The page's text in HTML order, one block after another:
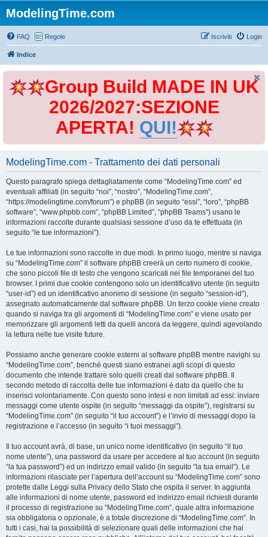
ModelingTime.com
FAQ Regole Login
Iscriviti
Indice
Group Build MADE IN UK
2026/2027:SEZIONE
APERTA! QUI!
ModelingTime.com - Trattamento dei dati personali
Questo paragrafo spiega dettagliatamente come “ModelingTime.com” ed
eventuali affiliati (in seguito “noi”, “nostro”, “ModelingTime.com”,
“https://modelingtime.com/forum”) e phpBB (in seguito “essi”, “loro”, “phpBB
software”, “www.phpbb.com”, “phpBB Limited”, “phpBB Teams”) usano le
informazioni raccolte durante qualsiasi sessione d’uso da te effettuata (in
seguito “le tue informazioni”).
Le tue informazioni sono raccolte in due modi. In primo luogo, mentre si naviga
su “ModelingTime.com” il software phpBB creerà un certo numero di cookie,
che sono piccoli file di testo che vengono scaricati nei file temporanei del tuo
browser. I primi due cookie contengono solo un identificativo utente (in seguito
“user-id”) ed un identificativo anonimo di sessione (in seguito “session-id”),
assegnato automaticamente dal software phpBB. Un terzo cookie viene creato
quando si naviga tra gli argomenti di “ModelingTime.com” e viene usato per
memorizzare gli argomenti letti da quelli ancora da leggere, quindi agevolando
la lettura nelle tue visite future.
Possiamo anche generare cookie esterni al software phpBB mentre navighi su
“ModelingTime.com”, benché questi siano estranei agli scopi di questo
documento che intende trattare solo quelli creati dal software phpBB. Il
secondo metodo di raccolta delle tue informazioni è dato da quello che tu
inserisci volontariamente. Con questo sono intesi e non limitati ad essi: inviare
messaggi come utente ospite (in seguito “messaggi da ospite”), registrarsi su
“ModelingTime.com” (in seguito “il tuo account”) e l’invio di messaggi dopo la
registrazione e l’accesso (in seguito “i tuoi messaggi”).
Il tuo account avrà, di base, un unico nome identificativo (in seguito “il tuo
nome utente”), una password da usare per accedere al tuo account (in seguito
“la tua password”) ed un indirizzo email valido (in seguito “la tua email”). Le
informazioni rilasciate per l’apertura dell’account su “ModelingTime.com” sono
protette dalle Leggi sulla Privacy dello Stato che ospita il server. In aggiunta
alle informazioni di nome utente, password ed indirizzo email richiesti durante
il processo di registrazione su “ModelingTime.com”, quale altra informazione
sia obbligatoria o opzionale, è a totale discrezione di “ModelingTime.com”. In
tutti i casi, hai la possibilità di selezionare quali delle informazioni che hai